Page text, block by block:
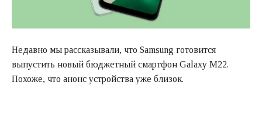
Недавно мы рассказывали, что Samsung готовится
выпустить новый бюджетный смартфон Galaxy M22.
Похоже, что анонс устройства уже близок.